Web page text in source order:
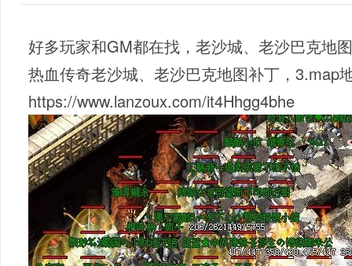
好多玩家和GM都在找，老沙城、老沙巴克地
热血传奇老沙城、老沙巴克地图补丁，3.map
https://www.lanzoux.com/it4Hhgg4bhe